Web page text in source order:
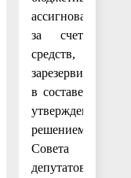
ассигнования
за счет
средств,
зарезервированных
в составе
утвержденных
решением
Совета
депутатов